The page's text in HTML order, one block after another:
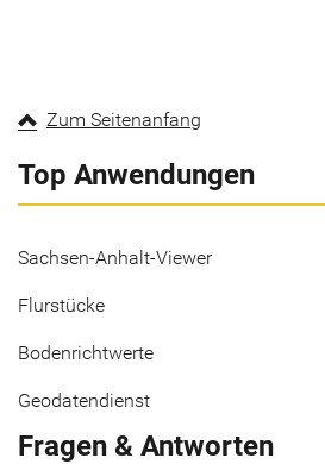
Zum Seitenanfang
Top Anwendungen
Sachsen-Anhalt-Viewer
Flurstücke
Bodenrichtwerte
Geodatendienst
Fragen & Antworten